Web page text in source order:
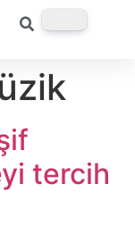
tercih